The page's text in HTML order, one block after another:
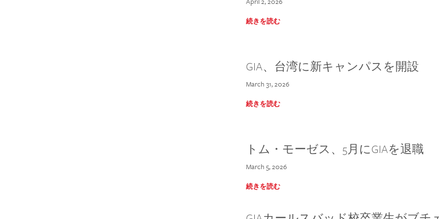
続きを読む
GIA、台湾に新キャンパスを開設
March 31, 2026
続きを読む
トム・モーゼス、5月にGIAを退職
March 5, 2026
続きを読む